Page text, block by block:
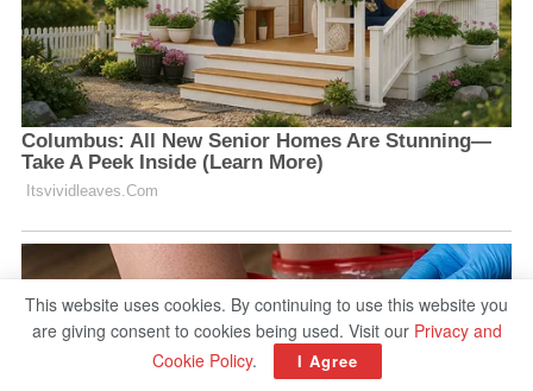
This website uses cookies. By continuing to use this website you
are giving consent to cookies being used. Visit our Privacy and
Cookie Policy. I Agree